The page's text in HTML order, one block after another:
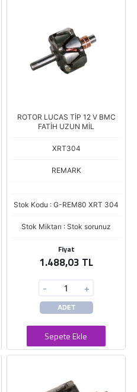
ROTOR LUCAS TİP 12 V BMC
FATİH UZUN MİL
XRT304
REMARK
Stok Kodu : G-REM80 XRT 304
Stok Miktarı : Stok sorunuz
Fiyat
1.488,03 TL
- +
ADET
Sepete Ekle